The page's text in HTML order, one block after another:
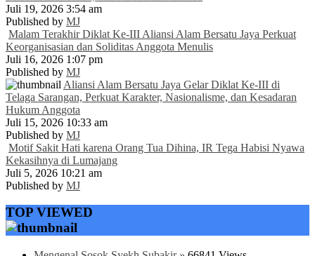
Juli 19, 2026 3:54 am
Published by MJ
Malam Terakhir Diklat Ke-III Aliansi Alam Bersatu Jaya Perkuat
Keorganisasian dan Soliditas Anggota Menulis
Juli 16, 2026 1:07 pm
Published by MJ
Aliansi Alam Bersatu Jaya Gelar Diklat Ke-III di
Telaga Sarangan, Perkuat Karakter, Nasionalisme, dan Kesadaran
Hukum Anggota
Juli 15, 2026 10:33 am
Published by MJ
Motif Sakit Hati karena Orang Tua Dihina, IR Tega Habisi Nyawa
Kekasihnya di Lumajang
Juli 5, 2026 10:21 am
Published by MJ
TOP VIEWED